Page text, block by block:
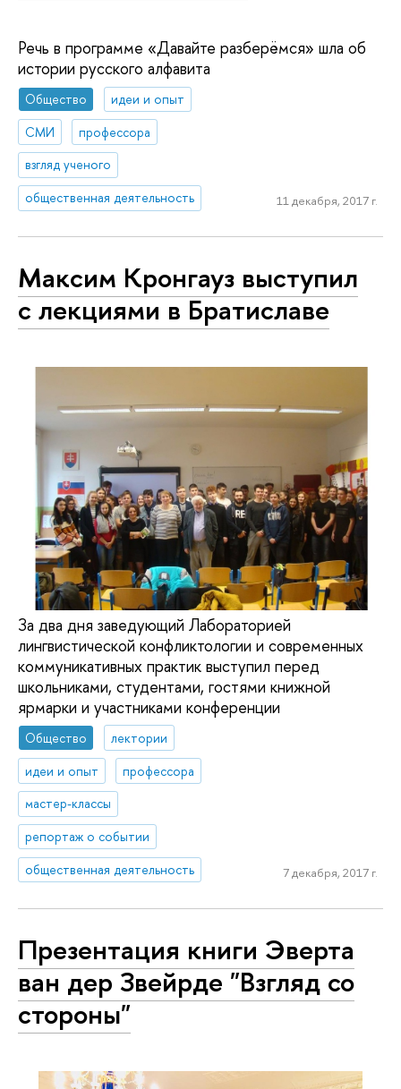
Речь в программе «Давайте разберёмся» шла об
истории русского алфавита
Общество
идеи и опыт
СМИ
профессора
взгляд ученого
общественная деятельность
11 декабря, 2017 г.
Максим Кронгауз выступил
с лекциями в Братиславе
За два дня заведующий Лабораторией
лингвистической конфликтологии и современных
коммуникативных практик выступил перед
школьниками, студентами, гостями книжной
ярмарки и участниками конференции
Общество
лектории
идеи и опыт
профессора
мастер-классы
репортаж о событии
общественная деятельность
7 декабря, 2017 г.
Презентация книги Эверта
ван дер Звейрде "Взгляд со
стороны"